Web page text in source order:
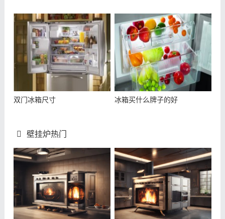
双门冰箱尺寸 冰箱买什么牌子的好
壁挂炉热门